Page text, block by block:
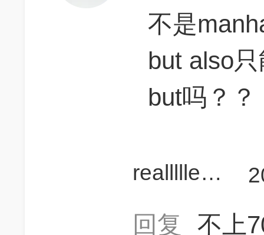
不是
but also
but吗？？
realllllechoes
回复 不上